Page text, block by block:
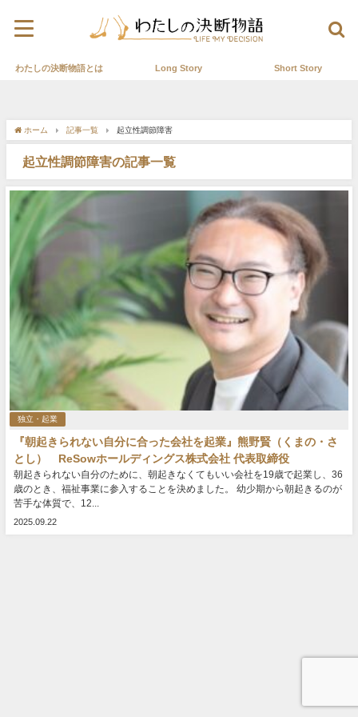
わたしの決断物語とは Long Story Short Story
ホーム 記事一覧 起立性調節障害
起立性調節障害の記事一覧
独立・起業
『朝起きられない自分に合った会社を起業』熊野賢（くまの・さ
とし） ReSowホールディングス株式会社 代表取締役
朝起きられない自分のために、朝起きなくてもいい会社を19歳で起業し、36
歳のとき、福祉事業に参入することを決めました。 幼少期から朝起きるのが
苦手な体質で、12...
2025.09.22